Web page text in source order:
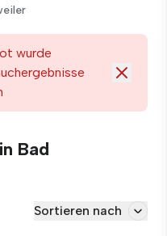
wurde
Bad
Sortieren nach